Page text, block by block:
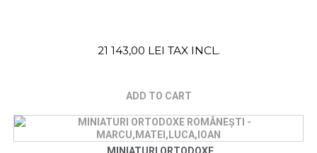
21 143,00 LEI TAX INCL.
ADD TO CART